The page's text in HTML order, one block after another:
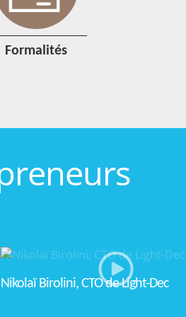
formalités
Nikolaï Birolini, CTO de Light-Dec